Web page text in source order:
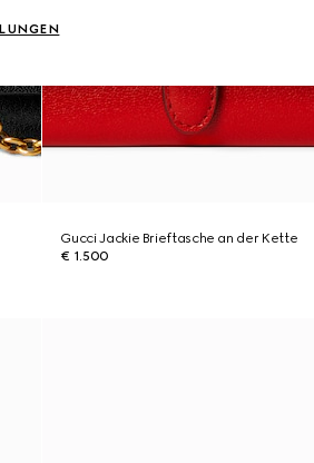
Gucci Jackie Brieftasche an der Kette
€ 1.500